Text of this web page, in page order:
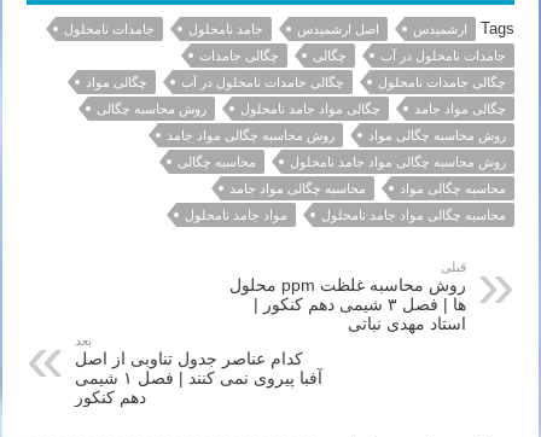
Tags ارشمیدس اصل ارشمیدس جامد نامحلول
جامدات نامحلول
جامدات نامحلول در آب
چگالی
چگالی جامدات
چگالی جامدات نامحلول
چگالی جامدات نامحلول در آب
چگالی مواد
چگالی مواد جامد
چگالی مواد جامد نامحلول
روش محاسبه چگالی
روش محاسبه چگالی مواد
روش محاسبه چگالی مواد جامد
روش محاسبه چگالی مواد جامد نامحلول
محاسبه چگالی
محاسبه چگالی مواد
محاسبه چگالی مواد جامد
محاسبه چگالی مواد جامد نامحلول
مواد جامد نامحلول
قبلی
روش محاسبه غلظت ppm محلول
ها | فصل ۳ شیمی دهم کنکور |
استاد مهدی نباتی
بعد
کدام عناصر جدول تناوبی از اصل
آفبا پیروی نمی کنند | فصل ۱ شیمی
دهم کنکور